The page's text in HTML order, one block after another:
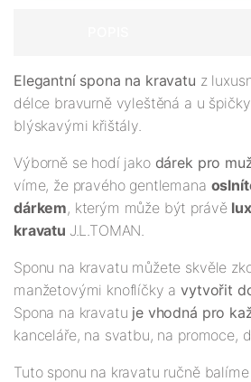
Elegantní spona na kravatu z
délce bravurně vyleštěná a u
blýskavými křištály.
Výborně se hodí jako dárek pro
víme, že pravého gentlemana
dárkem, kterým může být právě
kravatu J.L.TOMAN.
Sponu na kravatu můžete skvěle
manžetovými knoflíčky avytvořit
Spona na kravatu je vhodná pro
kanceláře, na svatbu, na promoce,
Tuto sponu na kravatu ručně balíme